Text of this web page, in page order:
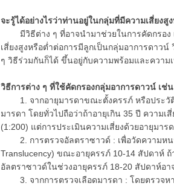
จะรู้ได้อย่างไรว่าท่านอยู่ในกลุ่มที่มีความเสี่ยงสู
มีวิธีต่าง ๆ ที่อาจนำมาช่วยในการคัดกรอง
เสี่ยงสูงหรือต่ำต่อการมีลูกเป็นกลุ่มอาการดาว
ๆ วิธีร่วมกันก็ได้ ขึ้นอยู่กับความพร้อมและความ
วิธีการต่าง ๆ ที่ใช้คัดกรองกลุ่มอาการดาวน์ เช่น
1. จากอายุมารดาขณะตั้งครรภ์ หรือประวัติ
มารดา โดยทั่วไปถือว่าถ้าอายุเกิน 35 ปี ความ
(1:200) แต่การประเมินความเสี่ยงด้วยอายุมา
2. การตรวจอัลตราซาวด์ : เพื่อวัดความหน
Translucency) ขณะอายุครรภ์ 10-14 สัปดาห์
อัลตราซาวด์ในช่วงอายุครรภ์ 18-20 สัปดาห์อา
3. จากการตรวจเลือดมารดา : โดยตรวจหา